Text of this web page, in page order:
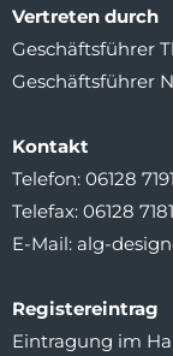
Vertreten durch
Geschäftsführer
Geschäftsführer
Kontakt
Telefon: 06128
Telefax: 06128
E-Mail: alg-
Registereintrag
Eintragung im